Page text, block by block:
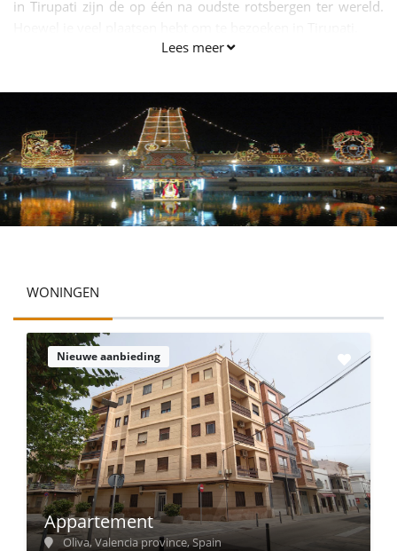
in Tirupati zijn de op één na oudste rotsbergen ter wereld.
Lees meer
WONINGEN
Nieuwe aanbieding
Appartement
Oliva, Valencia province, Spain